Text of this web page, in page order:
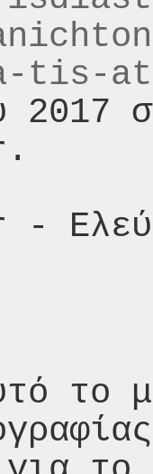
tis-
2017
το